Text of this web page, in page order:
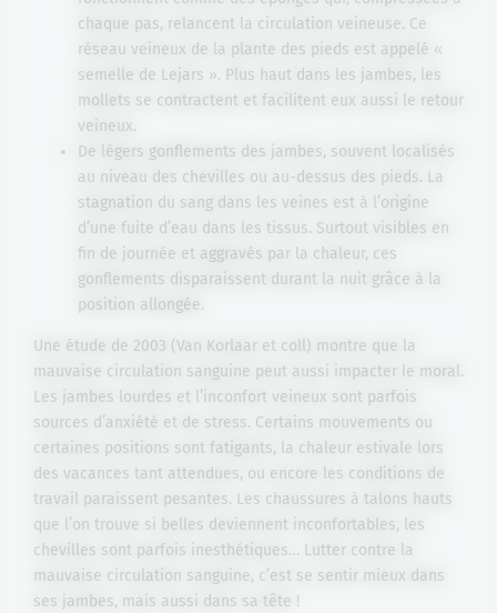
chaque pas, relancent la circulation veineuse. Ce
réseau veineux de la plante des pieds est appelé «
semelle de Lejars ». Plus haut dans les jambes, les
mollets se contractent et facilitent eux aussi le retour
veineux.
De légers gonflements des jambes, souvent localisés
au niveau des chevilles ou au-dessus des pieds. La
stagnation du sang dans les veines est à l’origine
d’une fuite d’eau dans les tissus. Surtout visibles en
fin de journée et aggravés par la chaleur, ces
gonflements disparaissent durant la nuit grâce à la
position allongée.
Une étude de 2003 (Van Korlaar et coll) montre que la
mauvaise circulation sanguine peut aussi impacter le moral.
Les jambes lourdes et l’inconfort veineux sont parfois
sources d’anxiété et de stress. Certains mouvements ou
certaines positions sont fatigants, la chaleur estivale lors
des vacances tant attendues, ou encore les conditions de
travail paraissent pesantes. Les chaussures à talons hauts
que l’on trouve si belles deviennent inconfortables, les
chevilles sont parfois inesthétiques… Lutter contre la
mauvaise circulation sanguine, c’est se sentir mieux dans
ses jambes, mais aussi dans sa tête !